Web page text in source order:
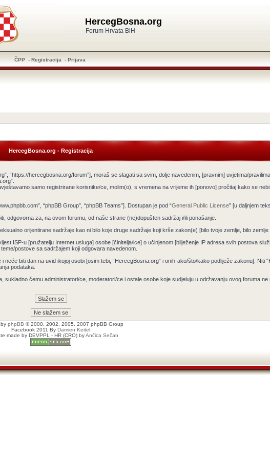
HercegBosna.org
Forum Hrvata BiH
ČPP - Registracija - Prijava
HercegBosna.org - Registracija
“https://hercegbosna.org/forum”], moraš se slagati sa svim, dolje navedenim, [pravnim] uvjetima/
samo registrirane korisnike/ce, molim(o), s vremena na vrijeme ih [ponovo] pročitaj kako se
“phpBB Group”, “phpBB Teams”]. Dostupan je pod “General Public License” [u daljnjem
odgovorna za, na ovom forumu, od naše strane (ne)dopušten sadržaj i/ili ponašanje.
orijentirane sadržaje kao ni bilo koje druge sadržaje koji krše zakon(e) [bilo tvoje zemlje, bilo zemlje
ISP-u [pružatelju Internet usluga] osobe [činitelja/ice] o učinjenom [bilježenje IP adresa svih postova
postove sa sadržajem koji odgovara navedenom.
biti dan na uvid ikojoj osobi [osim tebi, “HercegBosna.org” i onih-ako/što/kako podliježe zakonu]. Niti
podataka.
čemu administratori/ce, moderatori/ce i ostale osobe koje sudjeluju u održavanju ovog foruma
phpBB © 2000, 2002, 2005, 2007 phpBB Group
Facebook 2011 By Damien Keitel
made by DEVPPL - HR (CRO) byAnčica Sečan